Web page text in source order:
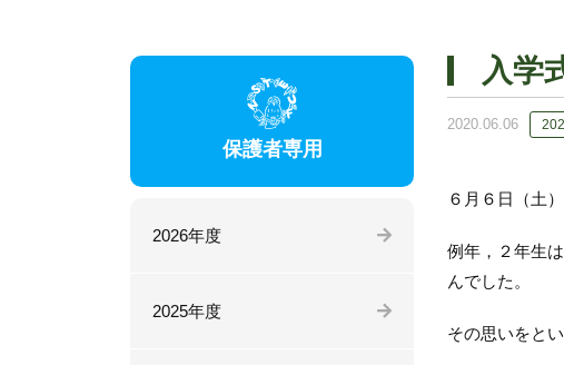
入学
2020.06.06
６月６日（土
例年，２年生
んでした。
その思いをと
保護者専用
2026年度
2025年度